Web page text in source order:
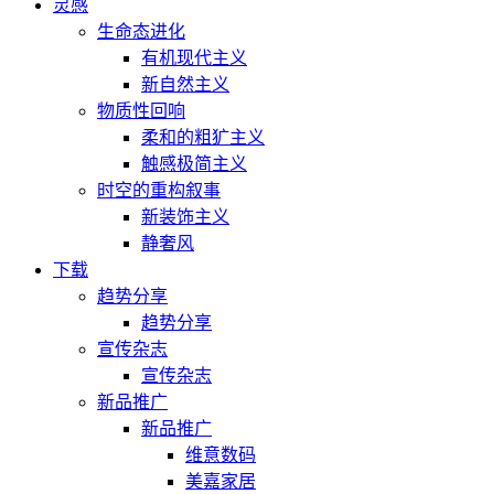
灵感
生命态进化
有机现代主义
新自然主义
物质性回响
柔和的粗犷主义
触感极简主义
时空的重构叙事
新装饰主义
静奢风
下载
趋势分享
趋势分享
宣传杂志
宣传杂志
新品推广
新品推广
维意数码
美嘉家居